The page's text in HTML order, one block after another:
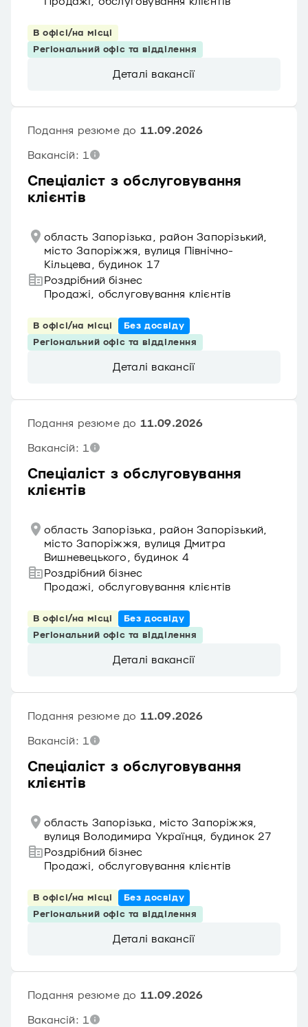
В офісі/на місці
Регіональний офіс та відділення
Деталі вакансії
Спеціаліст з обслуговування
клієнтів
Подання резюме до 11.09.2026
Вакансій: 1
область Запорізька, район Запорізький,
місто Запоріжжя, вулиця Північно-
Кільцева, будинок 17
Роздрібний бізнес
Продажі, обслуговування клієнтів
В офісі/на місці
Без досвіду
Регіональний офіс та відділення
Деталі вакансії
Спеціаліст з обслуговування
клієнтів
Подання резюме до 11.09.2026
Вакансій: 1
область Запорізька, район Запорізький,
місто Запоріжжя, вулиця Дмитра
Вишневецького, будинок 4
Роздрібний бізнес
Продажі, обслуговування клієнтів
В офісі/на місці
Без досвіду
Регіональний офіс та відділення
Деталі вакансії
Спеціаліст з обслуговування
клієнтів
Подання резюме до 11.09.2026
Вакансій: 1
область Запорізька, місто Запоріжжя,
вулиця Володимира Українця, будинок 27
Роздрібний бізнес
Продажі, обслуговування клієнтів
В офісі/на місці
Без досвіду
Регіональний офіс та відділення
Деталі вакансії
Подання резюме до 11.09.2026
Вакансій: 1